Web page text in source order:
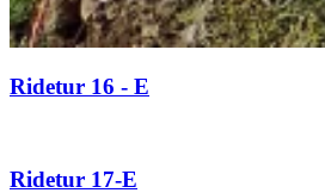
Ridetur 16 - E
Ridetur 17-E